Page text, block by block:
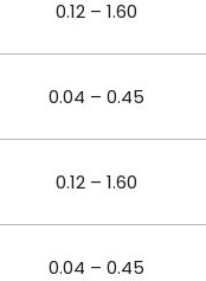
0.12 – 1.60
0.04 – 0.45
0.12 – 1.60
0.04 – 0.45